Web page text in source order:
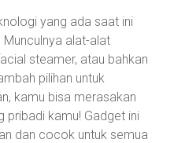
yang ada saat ini
alat-alat
steamer, atau bahkan
pilihan untuk
kamu bisa merasakan
pribadi kamu! Gadget ini
dan cocok untuk semua